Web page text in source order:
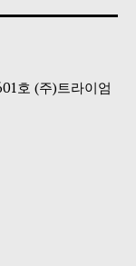
호 (주)트라이엄